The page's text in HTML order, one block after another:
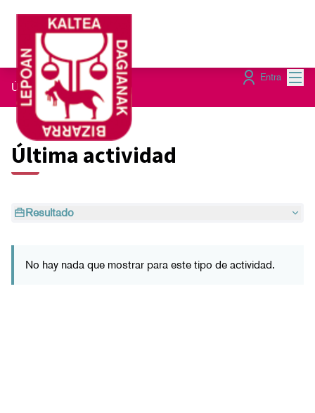
Entra
Últimas actividades
Última actividad
Resultado
No hay nada que mostrar para este tipo de actividad.